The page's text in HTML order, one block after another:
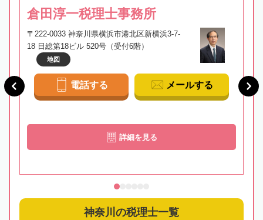
倉田淳一税理士事務所
〒222-0033 神奈川県横浜市港北区新横浜3-7-
18 日総第18ビル 520号（受付6階）
地図
電話する メールする
詳細を見る
神奈川の税理士一覧